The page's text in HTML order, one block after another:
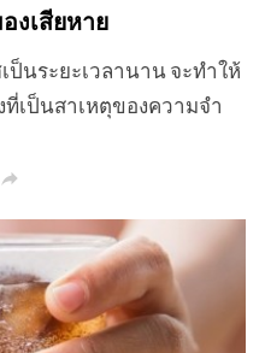
งเสียหาย
นระยะเวลานาน จะทำให้
เป็นสาเหตุของความจำ
